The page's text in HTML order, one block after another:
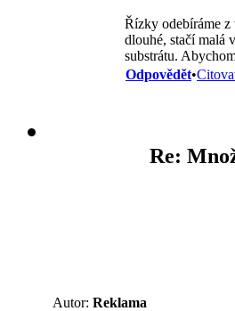
Řízky odebíráme
dlouhé, stačí malá
substrátu.
Odpovědět•
Autor: Reklama
Re: